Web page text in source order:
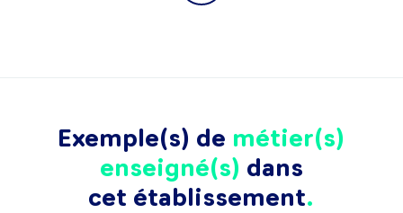
Exemple(s) de métier(s)
enseigné(s) dans
cet établissement